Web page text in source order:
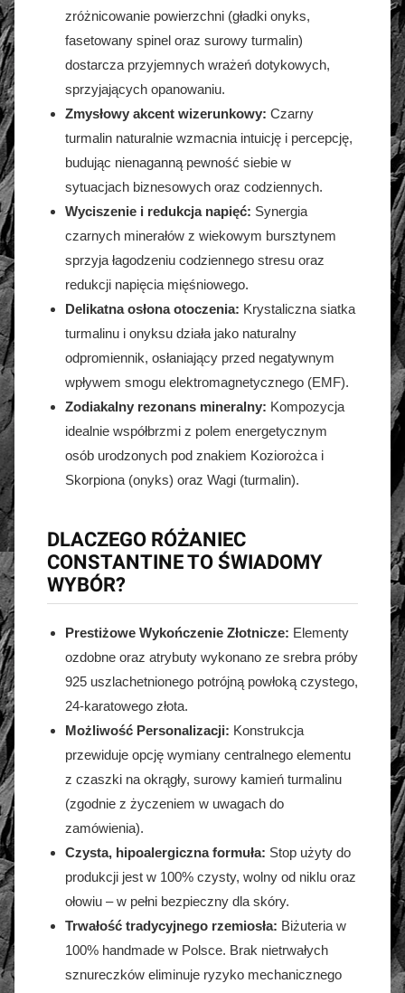
zróżnicowanie powierzchni (gładki onyks,
fasetowany spinel oraz surowy turmalin)
dostarcza przyjemnych wrażeń dotykowych,
sprzyjających opanowaniu.
Zmysłowy akcent wizerunkowy: Czarny
turmalin naturalnie wzmacnia intuicję i percepcję,
budując nienaganną pewność siebie w
sytuacjach biznesowych oraz codziennych.
Wyciszenie i redukcja napięć: Synergia
czarnych minerałów z wiekowym bursztynem
sprzyja łagodzeniu codziennego stresu oraz
redukcji napięcia mięśniowego.
Delikatna osłona otoczenia: Krystaliczna siatka
turmalinu i onyksu działa jako naturalny
odpromiennik, osłaniający przed negatywnym
wpływem smogu elektromagnetycznego (EMF).
Zodiakalny rezonans mineralny: Kompozycja
idealnie współbrzmi z polem energetycznym
osób urodzonych pod znakiem Koziorożca i
Skorpiona (onyks) oraz Wagi (turmalin).
DLACZEGO RÓŻANIEC
CONSTANTINE TO ŚWIADOMY
WYBÓR?
Prestiżowe Wykończenie Złotnicze: Elementy
ozdobne oraz atrybuty wykonano ze srebra próby
925 uszlachetnionego potrójną powłoką czystego,
24-karatowego złota.
Możliwość Personalizacji: Konstrukcja
przewiduje opcję wymiany centralnego elementu
z czaszki na okrągły, surowy kamień turmalinu
(zgodnie z życzeniem w uwagach do
zamówienia).
Czysta, hipoalergiczna formuła: Stop użyty do
produkcji jest w 100% czysty, wolny od niklu oraz
ołowiu – w pełni bezpieczny dla skóry.
Trwałość tradycyjnego rzemiosła: Biżuteria w
100% handmade w Polsce. Brak nietrwałych
sznureczków eliminuje ryzyko mechanicznego